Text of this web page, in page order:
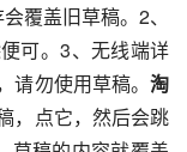
覆盖旧草稿。2、
可。3、无线端详
勿使用草稿。 淘
，点它，然后会跳